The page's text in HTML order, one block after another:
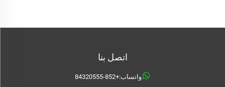
اتصل بنا
واتساب:+852-84320555